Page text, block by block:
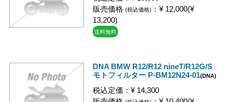
販売価格 (税込価格) ：¥ 12,000(¥
13,200)
送料無料
DNA BMW R12/R12 nineT/R12G/S
モトフィルター P-BM12N24-01(DNA)
税込定価：¥ 14,300